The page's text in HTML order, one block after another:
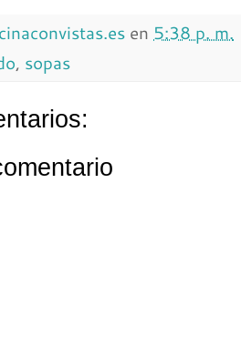
en 5:38 p. m.
, sopas